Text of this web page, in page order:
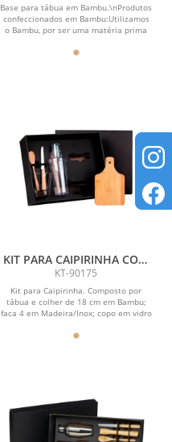
Base para tábua em Bambu.\nProdutos
confeccionados em Bambu:Utilizamos
o Bambu, por ser uma matéria prima
KIT PARA CAIPIRINHA COM
COQUETELEIRA - 5 PÇS
KT-90175
Kit para Caipirinha. Composto por
tábua e colher de 18 cm em Bambu;
faca 4 em Madeira/Inox; copo em vidro